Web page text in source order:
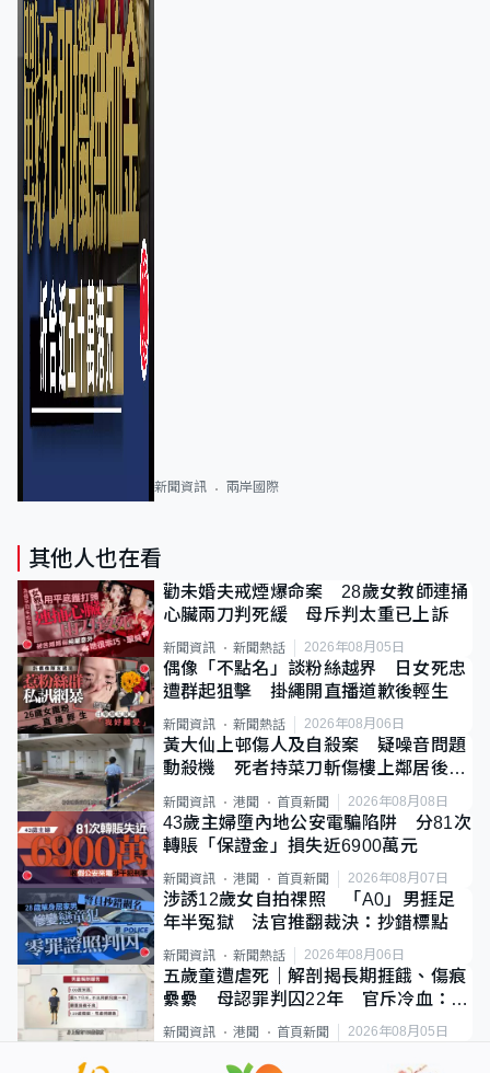
新聞資訊 兩岸國際
其他人也在看
勸未婚夫戒煙爆命案 28歲女教師連捅
心臟兩刀判死緩 母斥判太重已上訴
新聞資訊 新聞熱話 2026年08月05日
偶像「不點名」談粉絲越界 日女死忠
遭群起狙擊 掛繩開直播道歉後輕生
新聞資訊 新聞熱話 2026年08月06日
黃大仙上邨傷人及自殺案 疑噪音問題
動殺機 死者持菜刀斬傷樓上鄰居後墮
新聞資訊 港聞 首頁新聞 2026年08月08日
43歲主婦墮內地公安電騙陷阱 分81次
轉賬「保證金」損失近6900萬元
新聞資訊 港聞 首頁新聞 2026年08月07日
涉誘12歲女自拍祼照 「A0」男捱足
年半冤獄 法官推翻裁決：抄錯標點
新聞資訊 新聞熱話 2026年08月06日
五歲童遭虐死｜解剖揭長期捱餓、傷痕
纍纍 母認罪判囚22年 官斥冷血：同
類案最惡劣
新聞資訊 港聞 首頁新聞 2026年08月05日